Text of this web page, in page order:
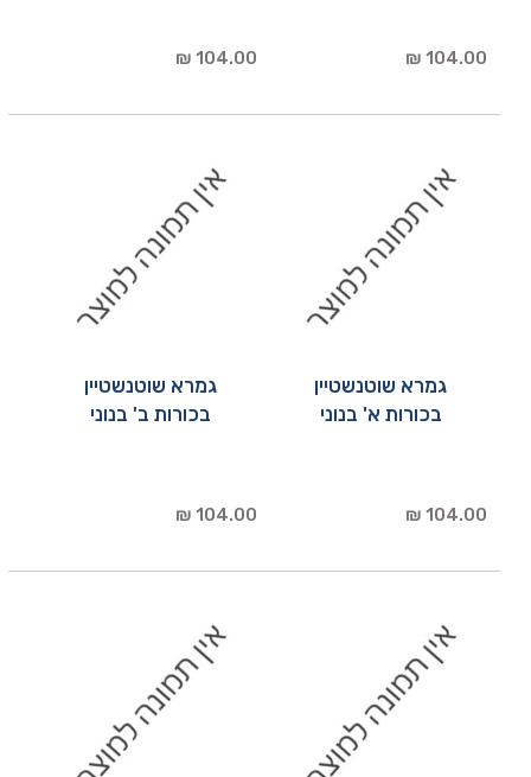
104.00 ₪
104.00 ₪
גמרא שוטנשטיין
בכורות א' בנוני
104.00 ₪
גמרא שוטנשטיין
בכורות ב' בנוני
104.00 ₪